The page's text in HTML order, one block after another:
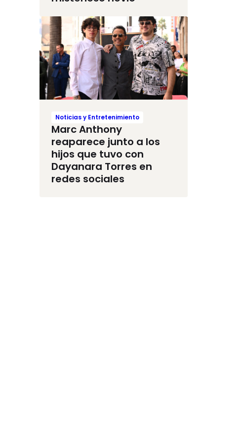
Noticias y Entretenimiento
Marc Anthony
reaparece junto a los
hijos que tuvo con
Dayanara Torres en
redes sociales